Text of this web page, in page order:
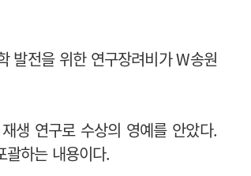
발전을 위한 연구장려비가 W송원
생 연구로 수상의 영예를 안았다.
하는 내용이다.